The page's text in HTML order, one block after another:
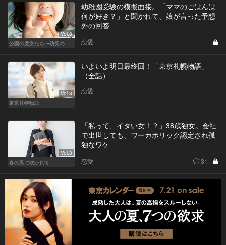
Vol.8
公園の魔女たち〜幼受の世界〜
幼稚園受験の模擬面接。「ママのごはんは
何が好き？」と聞かれて、娘が言った予想
外の回答
恋愛
Vol.8
東京札幌物語
いよいよ明日最終回！「東京札幌物語」
（全話）
恋愛
Vol.3
春の風に吹かれて
「私って、イタい女！？」38歳独女。会社
で出世しても、ワーカホリック認定され孤
独なワケ
恋愛 31